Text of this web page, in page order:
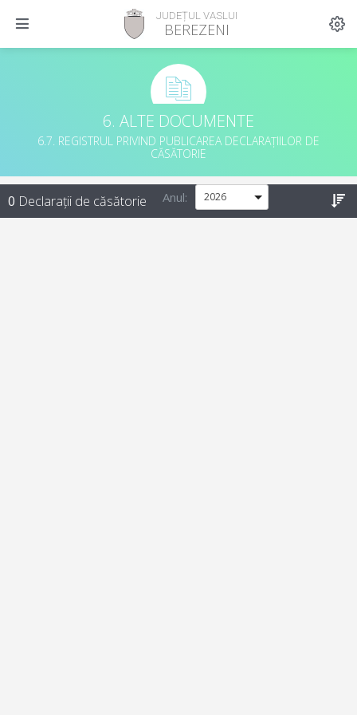
JUDEȚUL VASLUI
BEREZENI
6. ALTE DOCUMENTE
6.7. REGISTRUL PRIVIND PUBLICAREA DECLARAȚIILOR DE
CĂSĂTORIE
0 Declarații de căsătorie Anul: